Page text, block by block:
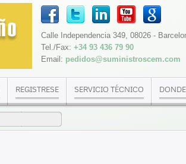
Calle Independencia 349, 08026 -
Tel./Fax: +34 93 436 79 90
Email: pedidos@suministroscem.com
REGISTRESE SERVICIO TÉCNICO